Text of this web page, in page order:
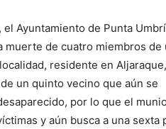
el Ayuntamiento de Punta
muerte de cuatro miembros de
residente en
un quinto vecino que aún se
por lo que el
y aún busca a una sexta